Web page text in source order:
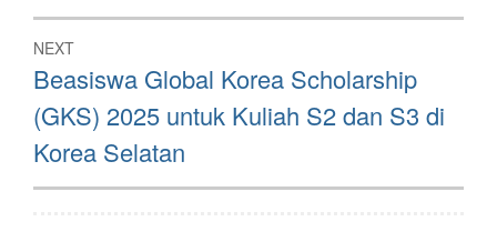
NEXT
Next
post:
Beasiswa Global Korea Scholarship
(GKS) 2025 untuk Kuliah S2 dan S3 di
Korea Selatan